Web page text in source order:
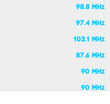
98.8 MHz
97.4 MHz
102.1 MHz
87.6 MHz
90 MHz
90 MHz